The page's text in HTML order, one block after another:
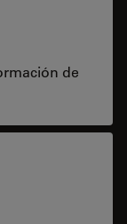
de